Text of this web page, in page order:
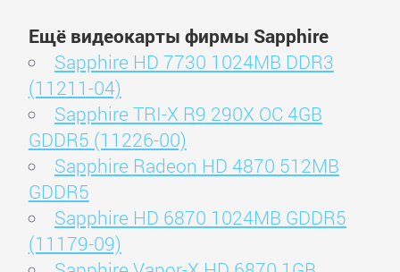
Ещё видеокарты фирмы Sapphire
Sapphire HD 7730 1024MB DDR3
(11211-04)
Sapphire TRI-X R9 290X OC 4GB
GDDR5 (11226-00)
Sapphire Radeon HD 4870 512MB
GDDR5
Sapphire HD 6870 1024MB GDDR5
(11179-09)